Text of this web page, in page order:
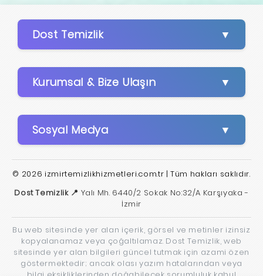
Dost Temizlik
Kurumsal & Bize Ulaşın
Sosyal Medya
© 2026 izmirtemizlikhizmetleri.com.tr | Tüm hakları saklıdır.
Dost Temizlik 📍 Yalı Mh. 6440/2 Sokak No:32/A Karşıyaka -
İzmir
Bu web sitesinde yer alan içerik, görsel ve metinler izinsiz
kopyalanamaz veya çoğaltılamaz. Dost Temizlik, web
sitesinde yer alan bilgileri güncel tutmak için azami özen
göstermektedir; ancak olası yazım hatalarından veya